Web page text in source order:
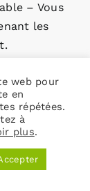
– Vous
les
papier
web pour
en
répétées.
à
plus.